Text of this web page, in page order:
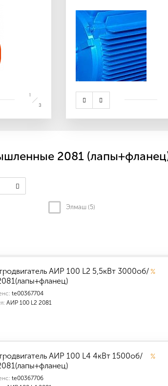
1
3
2081
Элмаш (5)
АИР 100 L2 5,5кВт 3000об/
te00367704
АИР 100 L2 2081
%
АИР 100 L4 4кВт 1500об/
te00367706
%